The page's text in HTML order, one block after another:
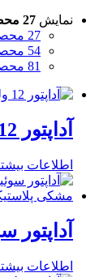
نمایش 27 محصول در هر برگه
27 محصول در هر برگه
54 محصول در هر برگه
81 محصول در هر برگه
آداپتور 12 ولت
اطلاعات
آداپتور
اطلاعات